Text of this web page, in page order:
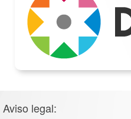
Aviso legal: